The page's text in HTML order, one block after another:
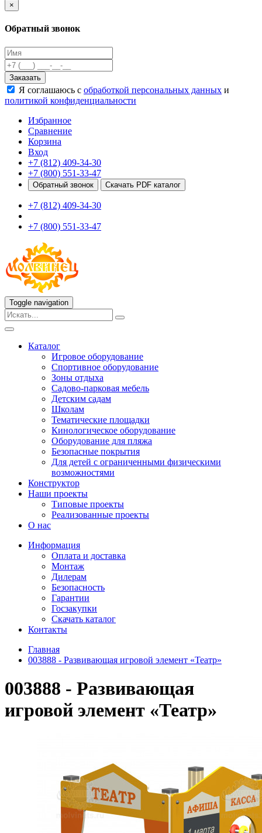
Домики-беседки
Развивающие игровые элементы
ПДД для детей
Безопасные покрытия
Спортивные комплексы от 3 до 7 лет
Входные арки
Информационные стойки
Ограждения
Для детей с ограниченными возможностями
Школам
Игровые комплексы от 5 до 12 лет
Спортивные элементы
Тренажеры
Теннисные столы
Спортивные ворота
Спортивные стойки
Оборудование для ГТО
Информационные стойки
Ограждения
Безопасные покрытия
Игровые комплексы от 5 до 12 лет
Горки
Игровые элементы
Качели балансирные
Качалки на пружине
Качели
Песочницы
Песочные городки
Детские столики и скамьи
Домики-беседки
Теневые навесы и сцены
Развивающие игровые элементы
ПДД для детей
Спортивное оборудование
Кинологическое оборудование
Оборудование для пляжа
Для детей с ограниченными физическими
возможностями
×
Обратный звонок
Заказать
Я соглашаюсь с обработкой персональных данных и
политикой конфиденциальности
Избранное
Сравнение
Корзина
Вход
+7 (812) 409-34-30
+7 (800) 551-33-47
Обратный звонок Скачать PDF каталог
+7 (812) 409-34-30
+7 (800) 551-33-47
Toggle navigation
Каталог
Игровое оборудование
Спортивное оборудование
Зоны отдыха
Садово-парковая мебель
Детским садам
Школам
Тематические площадки
Кинологическое оборудование
Оборудование для пляжа
Безопасные покрытия
Для детей с ограниченными физическими
возможностями
Конструктор
Наши проекты
Типовые проекты
Реализованные проекты
О нас
Информация
Оплата и доставка
Монтаж
Дилерам
Безопасность
Гарантии
Госзакупки
Скачать каталог
Контакты
Главная
003888 - Развивающая игровой элемент «Театр»
003888 - Развивающая
игровой элемент «Театр»